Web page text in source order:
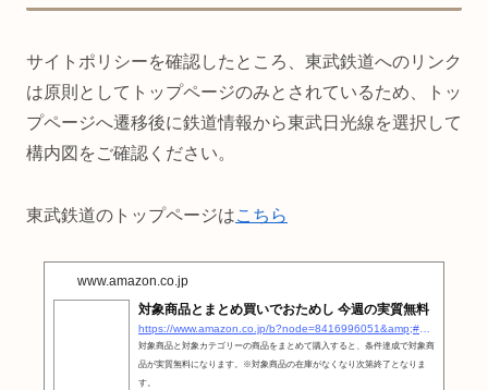
サイトポリシーを確認したところ、東武鉄道へのリンク
は原則としてトップページのみとされているため、トッ
プページへ遷移後に鉄道情報から東武日光線を選択して
構内図をご確認ください。
東武鉄道のトップページはこちら
www.amazon.co.jp
対象商品とまとめ買いでおためし 今週の実質無料
https://www.amazon.co.jp/b?node=8416996051&amp;#038;#038;pf_rd_m=AN1VRQENFRJN5&amp;#038;#038;pf_rd_s=merchandised-search-5&amp;#038;#038;pf_rd_r=0QCTR5BDR6G40AC3YSYN&amp;#038;#038;pf_rd_t=101&amp;#038;#038;pf_rd_p=339a9f48-b188-46c1-a01f-babe354c43b7&amp;#038;#038;pf_rd_i=26200021051&amp;#038;#038;discounts-widget=&quot;{\&quot;state\&quot;:{\&quot;refinementFilters\&quot;:{}},\&quot;version\&quot;:1}&quot;&amp;#038;#038;linkCode=ll2&amp;#038;#038;tag=otakahero-22&amp;#038;#038;linkId=de4913861e2c2b5b690c2f9a42972c5b&amp;#038;#038;language=ja_JP&amp;#038;#038;ref_=as_li_ss_tl
対象商品と対象カテゴリーの商品をまとめて購入すると、条件達成で対象商
品が実質無料になります。※対象商品の在庫がなくなり次第終了となりま
す。